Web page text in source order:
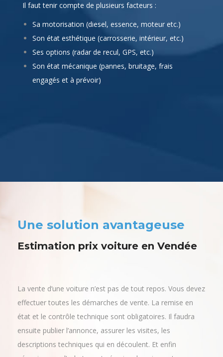
Il faut tenir compte de plusieurs facteurs :
Sa motorisation (diesel, essence, moteur etc.)
Son état esthétique (carrosserie, intérieur, etc.)
Ses options (radar de recul, GPS, etc.)
Son état mécanique (pannes, bruitage, frais
engagés et à prévoir)
Une solution avantageuse
Estimation prix voiture en Vendée
La vente d’une voiture n’est pas de tout repos. Vous devez
effectuer toutes les démarches de vente. La remise en
état et le contrôle technique sont obligatoires. Il faudra
ensuite publier l’annonce, assurer les visites, les
descriptions techniques qui en découlent. Et enfin